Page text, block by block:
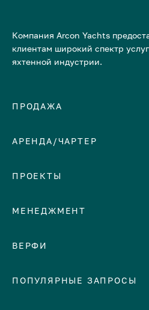
Компания Arcon Yachts
клиентам широкий спектр
яхтенной индустрии.
ПРОДАЖА
Количество кают
АРЕНДА/ЧАРТЕР
ЕВРОПА
Греция
Испания
Монако
ПРОЕКТЫ
МЕНЕДЖМЕНТ
Помощь с продажей яхты
Доверительное управление
ВЕРФИ
Abeking & Rasmussen
ПОПУЛЯРНЫЕ ЗАПРОСЫ